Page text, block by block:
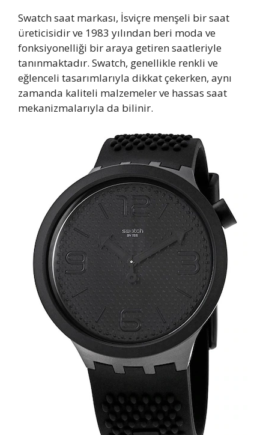
Swatch saat markası, İsviçre menşeli bir saat
üreticisidir ve 1983 yılından beri moda ve
fonksiyonelliği bir araya getiren saatleriyle
tanınmaktadır. Swatch, genellikle renkli ve
eğlenceli tasarımlarıyla dikkat çekerken, aynı
zamanda kaliteli malzemeler ve hassas saat
mekanizmalarıyla da bilinir.